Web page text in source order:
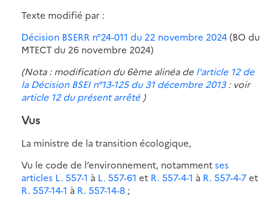
Texte modifié par :
Décision BSERR n°24-011 du 22 novembre 2024(BO du
MTECT du 26 novembre 2024)
(Nota : modification du 6ème alinéa de l'article 12 de
la Décision BSEI n°13-125 du 31 décembre 2013: voir
article 12 du présent arrêté)
Vus
La ministre de la transition écologique,
Vu le code de l’environnement, notammentses
articles L. 557-1 à L. 557-61 et R. 557-4-1 à R. 557-4-7et
R. 557-14-1 à R. 557-14-8 ;